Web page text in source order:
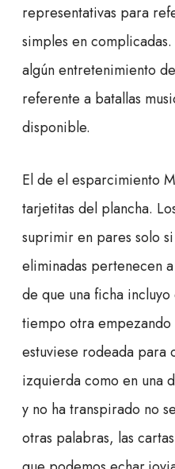
representativas para
simples en
algún entretenimiento
referente a batallas
disponible.
El de el esparcimiento
tarjetitas del plancha.
suprimir en pares solo
eliminadas pertenecen
de que una ficha
tiempo otra
estuviese rodeada para
izquierda como en una
y no ha transpirado no
otras palabras, las